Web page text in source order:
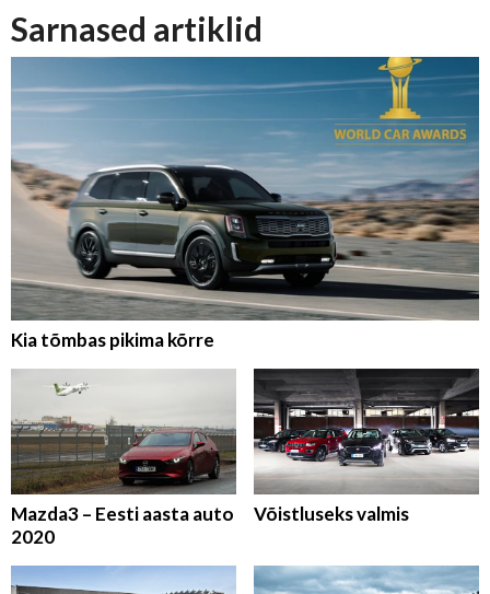
Sarnased artiklid
Kia tõmbas pikima kõrre
Mazda3 – Eesti aasta auto
2020
Võistluseks valmis